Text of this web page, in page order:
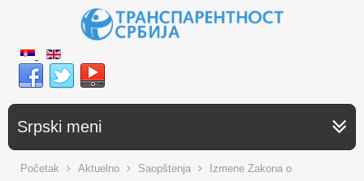
Srpski meni
Početak Aktuelno Saopštenja
Izmene Zakona o